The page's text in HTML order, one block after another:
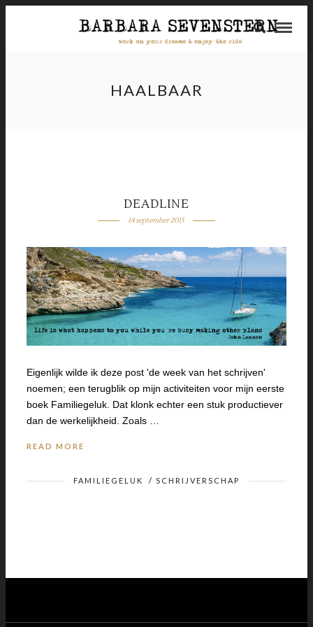
HAALBAAR
DEADLINE
14 september 2015
Eigenlijk wilde ik deze post 'de week van het schrijven'
noemen; een terugblik op mijn activiteiten voor mijn eerste
boek Familiegeluk. Dat klonk echter een stuk productiever
dan de werkelijkheid. Zoals …
READ MORE
FAMILIEGELUK / SCHRIJVERSCHAP